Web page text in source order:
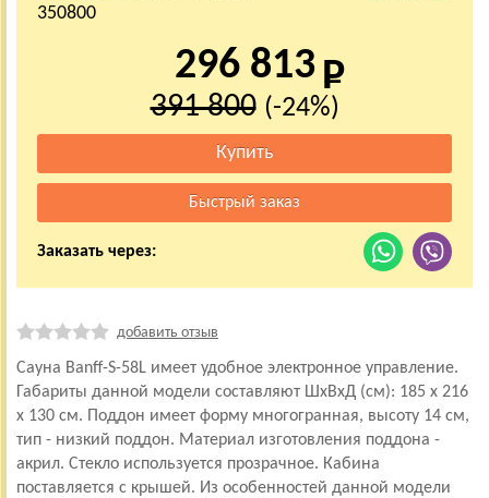
350800
296 813
391 800 (-24%)
Заказать через:
добавить отзыв
Сауна Banff-S-58L имеет удобное электронное управление.
Габариты данной модели составляют ШхВхД (см): 185 х 216
х 130 см. Поддон имеет форму многогранная, высоту 14 см,
тип - низкий поддон. Материал изготовления поддона -
акрил. Стекло используется прозрачное. Кабина
поставляется с крышей. Из особенностей данной модели